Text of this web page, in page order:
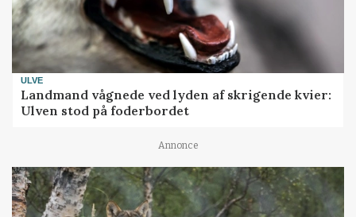
ULVE
Landmand vågnede ved lyden af skrigende kvier:
Ulven stod på foderbordet
Annonce